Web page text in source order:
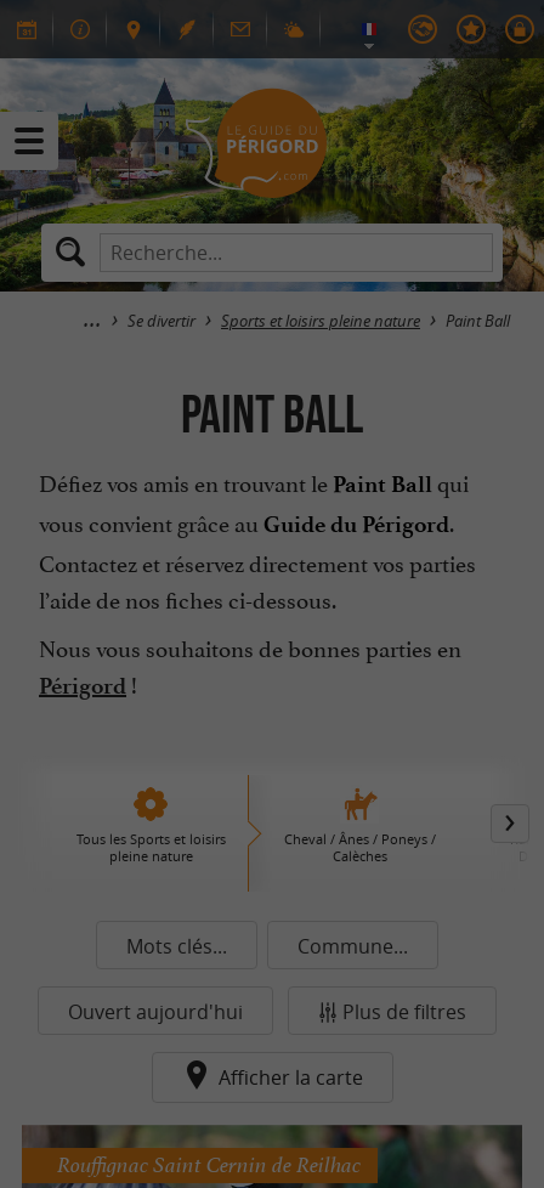
Se divertir Sports et loisirs pleine nature Paint Ball
Paint Ball
Défiez vos amis en trouvant le Paint Ball qui
vous convient grâce au Guide du Périgord.
Contactez et réservez directement vos parties
l’aide de nos fiches ci-dessous.
Nous vous souhaitons de bonnes parties en
Périgord !
Tous les Sports et loisirs
pleine nature
Cheval / Ânes / Poneys /
Calèches
Mots clés... Commune...
Ouvert aujourd'hui Plus de filtres
Afficher la carte
Rouffignac Saint Cernin de Reilhac